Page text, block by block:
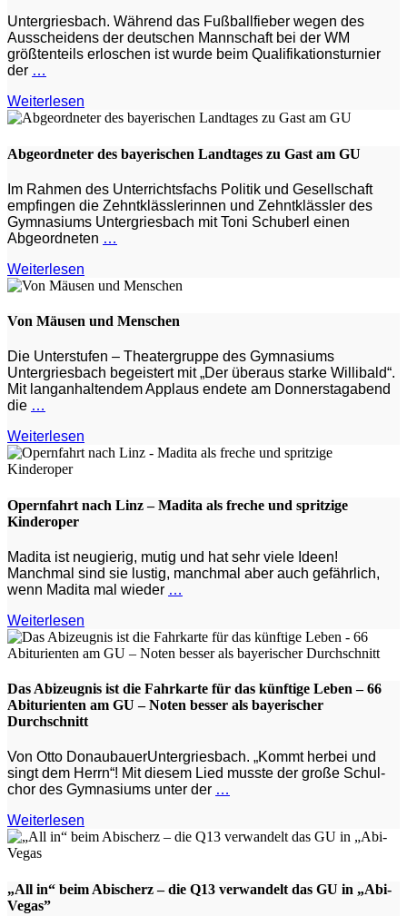
Untergriesbach. Während das Fußballfieber wegen des
Ausscheidens der deutschen Mannschaft bei der WM
größtenteils erloschen ist wurde beim Qualifikationsturnier
der …
Weiterlesen
Abgeordneter des bayerischen Landtages zu Gast am GU
Im Rahmen des Unterrichtsfachs Politik und Gesellschaft
empfingen die Zehntklässlerinnen und Zehntklässler des
Gymnasiums Untergriesbach mit Toni Schuberl einen
Abgeordneten …
Weiterlesen
Von Mäusen und Menschen
Die Unterstufen – Theatergruppe des Gymnasiums
Untergriesbach begeistert mit „Der überaus starke Willibald“.
Mit langanhaltendem Applaus endete am Donnerstagabend
die …
Weiterlesen
Opernfahrt nach Linz – Madita als freche und spritzige
Kinderoper
Madita ist neugierig, mutig und hat sehr viele Ideen!
Manchmal sind sie lustig, manchmal aber auch gefährlich,
wenn Madita mal wieder …
Weiterlesen
Das Abizeugnis ist die Fahrkarte für das künftige Leben – 66
Abiturienten am GU – Noten besser als bayerischer
Durchschnitt
Von Otto DonaubauerUntergriesbach. „Kommt herbei und
singt dem Herrn“! Mit diesem Lied musste der große Schul­
chor des Gymnasiums unter der …
Weiterlesen
„All in“ beim Abischerz – die Q13 verwandelt das GU in „Abi-
Vegas”